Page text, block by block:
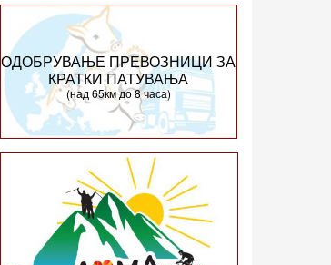
ОДОБРУВАЊЕ ПРЕВОЗНИЦИ ЗА
КРАТКИ ПАТУВАЊА
(над 65км до 8 часа)